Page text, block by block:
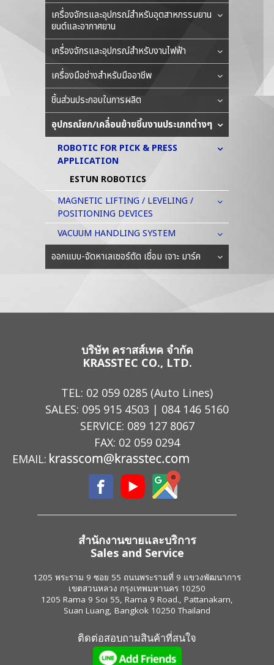
เครื่องจักรและอุปกรณ์สำหรับอุตสาหกรรมยาน
ยนต์และอากาศยาน
เครื่องจักรและอุปกรณ์สำหรับงานไฟฟ้า
เครื่องมือช่างสำหรับมืออาชีพ
ชิ้นส่วนประกอบในการผลิต
อุปกรณ์ยก/เคลื่อนย้ายชิ้นงานประเภทต่างๆ
ROBOTIC FOR PICK & PRESS
APPLICATION
ESTUN ROBOTICS
MAGNETIC LIFTING / LEVELING /
POSITIONING DEVICES
VACUUM HANDLING SYSTEM
ออกแบบ-จัดหาเลเซอร์ตัด เชื่อม เจาะ มาร์ค
บริษัท คราสส์เทค จำกัด
KRASSTEC CO., LTD.
TEL: 02 059 0285 (Auto Lines)
SALES: 095 915 4503 | 084 146 5160
SERVICE: 089 127 8067
FAX: 02 059 0294
EMAIL:
สำนักงานขายและบริการ
Sales and Service
1205 พระราม 9 ซอย 55 ถนนพระรามที่ 9 แขวงพัฒนาการ
เขตสวนหลวง กรุงเทพมหานคร 10250
1205 Rama 9 Soi 55, Rama 9 Road., Pattanakarn,
Suan Luang, Bangkok 10250 Thailand
ติดต่อสอบถามสินค้าที่สนใจ